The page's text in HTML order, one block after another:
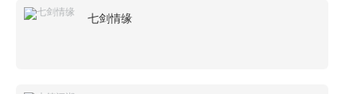
七剑情缘